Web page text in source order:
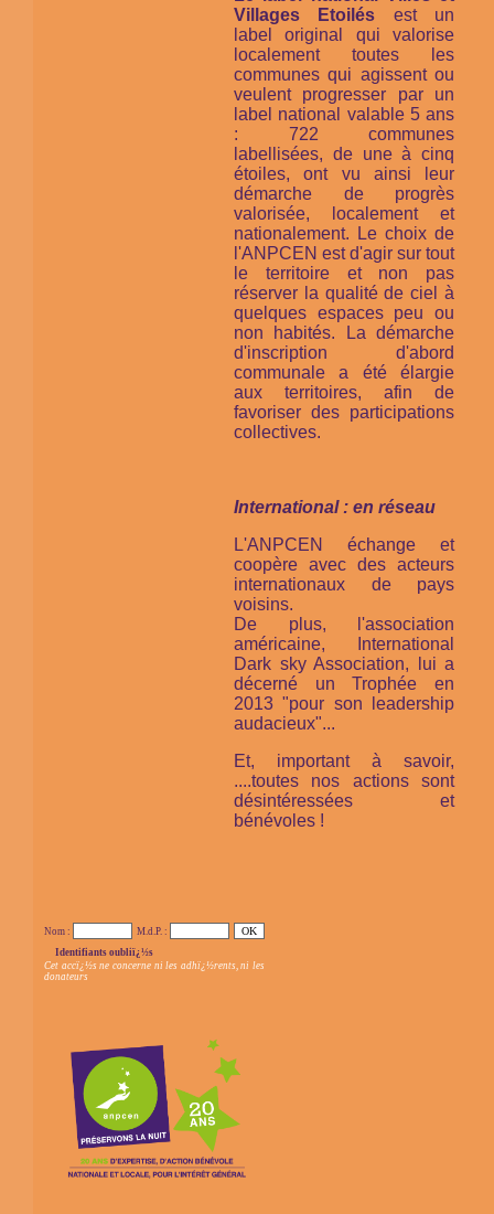
Villages Etoilés est un
label original qui valorise
localement toutes les
communes qui agissent ou
veulent progresser par un
label national valable 5 ans
: 722 communes
labellisées, de une à cinq
étoiles, ont vu ainsi leur
démarche de progrès
valorisée, localement et
nationalement. Le choix de
l'ANPCEN est d'agir sur tout
le territoire et non pas
réserver la qualité de ciel à
quelques espaces peu ou
non habités. La démarche
d'inscription d'abord
communale a été élargie
aux territoires, afin de
favoriser des participations
collectives.
International : en réseau
L'ANPCEN échange et
coopère avec des acteurs
internationaux de pays
voisins.
De plus, l'association
américaine,
International
Dark sky Association,
lui a
décerné un Trophée en
2013 "pour son leadership
audacieux"...
Et, important à savoir,
....toutes nos actions sont
désintéressées et
bénévoles !
Nom :
M.d.P. :
Identifiants oubliï¿½s
Cet accï¿½s ne concerne ni les adhï¿½rents, ni les
donateurs